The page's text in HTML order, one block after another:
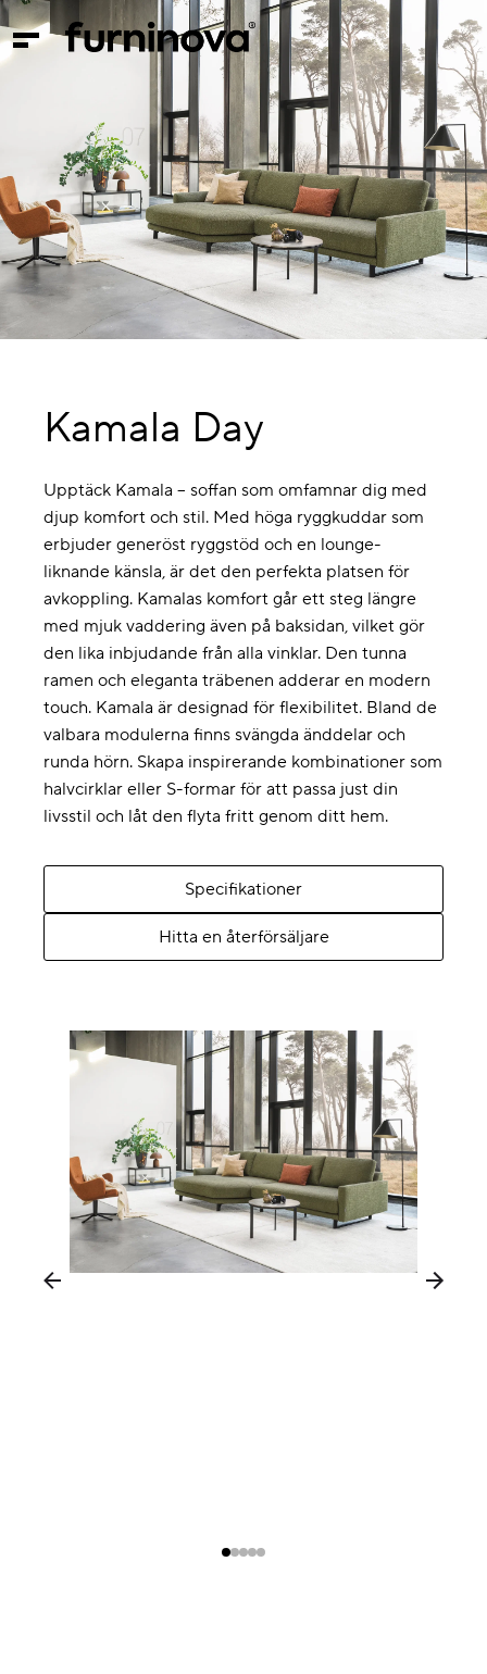
Kamala Day
Upptäck Kamala – soffan som omfamnar dig med
djup komfort och stil. Med höga ryggkuddar som
erbjuder generöst ryggstöd och en lounge-
liknande känsla, är det den perfekta platsen för
avkoppling. Kamalas komfort går ett steg längre
med mjuk vaddering även på baksidan, vilket gör
den lika inbjudande från alla vinklar. Den tunna
ramen och eleganta träbenen adderar en modern
touch. Kamala är designad för flexibilitet. Bland de
valbara modulerna finns svängda änddelar och
runda hörn. Skapa inspirerande kombinationer som
halvcirklar eller S-formar för att passa just din
livsstil och låt den flyta fritt genom ditt hem.
Specifikationer
Hitta en återförsäljare